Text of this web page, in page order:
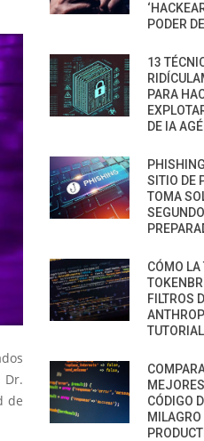
Dr.
de
PODER
13
PARA
DE IA
SITIO DE
TOMA
CÓMO LA
FILTROS
CÓDIGO
MILAGRO